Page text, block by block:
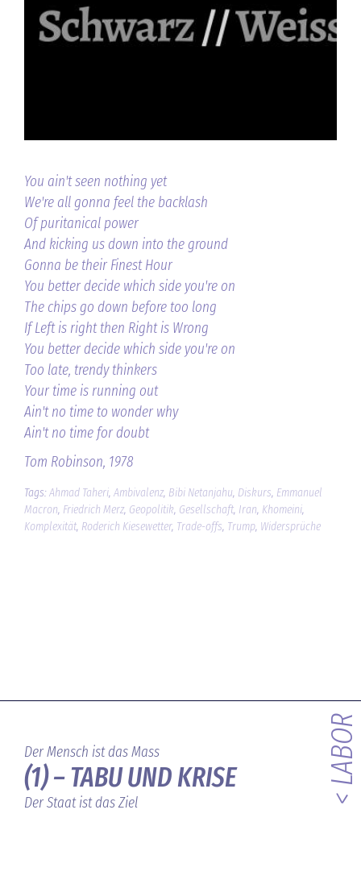
You ain't seen nothing yet
We're all gonna feel the backlash
Of puritanical power
And kicking us down into the ground
Gonna be their Finest Hour
You better decide which side you're on
The chips go down before too long
If Left is right then Right is Wrong
You better decide which side you're on
Too late, trendy thinkers
Your time is running out
Ain't no time to wonder why
Ain't no time for doubt
Tom Robinson, 1978
Tags:Ahmad Taheri, Ambivalenz, Bibi Netanjahu, Diskurs, Emmanuel
Macron, Friedrich Merz, Geopolitik, Gesellschaft, Iran, Khomeini,
Komplexität, Roderich Kiesewetter, Trade-offs, Trump, Widersprüche
< LABOR
Der Mensch ist das Mass
(1) – TABU UND KRISE
Der Staat ist das Ziel